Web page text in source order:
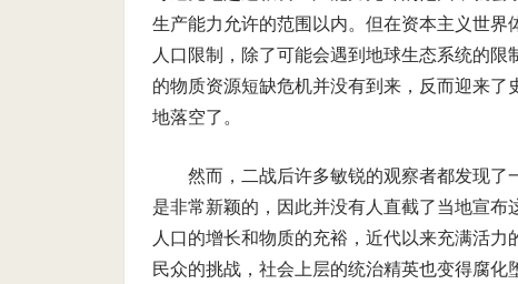
生产能力允许的范围以内。但在资本主义世
人口限制，除了可能会遇到地球生态系统的
的物质资源短缺危机并没有到来，反而迎来
地落空了。
然而，二战后许多敏锐的观察者都发现
是非常新颖的，因此并没有人直截了当地宣
人口的增长和物质的充裕，近代以来充满活
民众的挑战，社会上层的统治精英也变得腐